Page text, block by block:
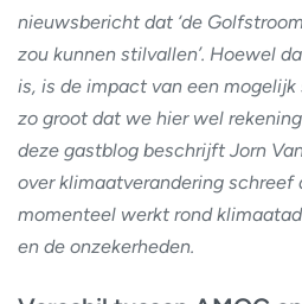
nieuwsbericht dat ‘de
zou kunnen stilvallen’. Hoewel
is, is de impact van een
zo groot dat we hier wel
deze gastblog beschrijft Jorn
over klimaatverandering schreef
momenteel werkt rond
en de onzekerheden.